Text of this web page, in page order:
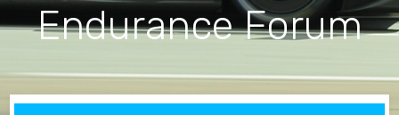
Endurance Forum